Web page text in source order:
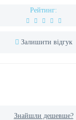
Рейтинг:
Залишити відгук
Знайшли дешевше?